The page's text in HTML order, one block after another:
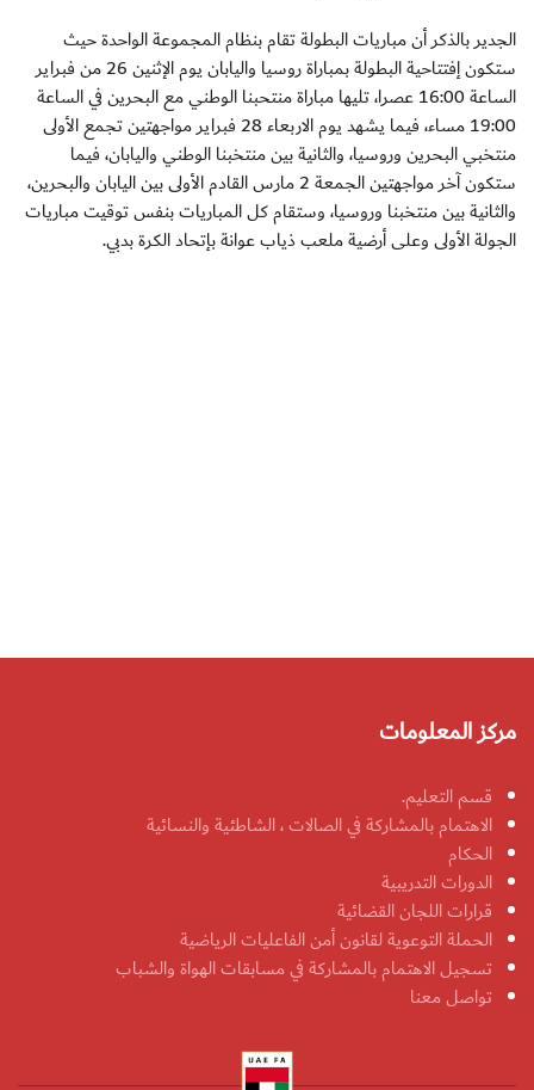
الجدير بالذكر أن مباريات البطولة تقام بنظام المجموعة الواحدة حيث
ستكون إفتتاحية البطولة بمباراة روسيا واليابان يوم الإثنين 26 من فبراير
الساعة 16:00 عصرا، تليها مباراة منتحبنا الوطني مع البحرين في الساعة
19:00 مساء، فيما يشهد يوم الاربعاء 28 فبراير مواجهتين تجمع الأولى
منتخبي البحرين وروسيا، والثانية بين منتخبنا الوطني واليابان، فيما
ستكون آخر مواجهتين الجمعة 2 مارس القادم الأولى بين اليابان والبحرين،
والثانية بين منتخبنا وروسيا، وستقام كل المباريات بنفس توقيت مباريات
الجولة الأولى وعلى أرضية ملعب ذياب عوانة بإتحاد الكرة بدبي.
مركز المعلومات
قسم التعليم.
الاهتمام بالمشاركة في الصالات ، الشاطئية والنسائية
الحكام
الدورات التدريبية
قرارات اللجان القضائية
الحملة التوعوية لقانون أمن الفاعليات الرياضية
تسجيل الاهتمام بالمشاركة في مسابقات الهواة والشباب
تواصل معنا